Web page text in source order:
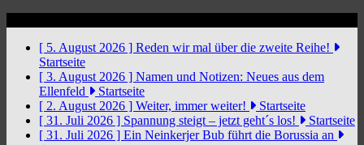
[ 5. August 2026 ] Reden wir mal über die zweite Reihe!
Startseite
[ 3. August 2026 ] Namen und Notizen: Neues aus dem
Ellenfeld
Startseite
[ 2. August 2026 ] Weiter, immer weiter!
Startseite
[ 31. Juli 2026 ] Spannung steigt – jetzt geht´s los!
Startseite
[ 31. Juli 2026 ] Ein Neinkerjer Bub führt die Borussia an